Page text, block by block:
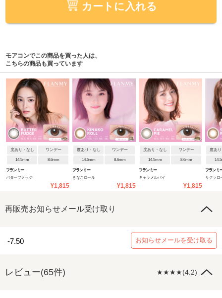
カートに入れる
モアコンでこの商品を買った人は、
こちらの商品も買っています
度あり・なし ワンデー
14.5mm 8.6mm
フランミー
バターファッジ
¥1,815
度あり・なし ワンデー
14.5mm 8.6mm
フランミー
きなこロール
¥1,815
度あり・なし ワンデー
14.5mm 8.6mm
フランミー
キャラメルパイ
¥1,815
度あ
フランミ
サクラロ
再販売お知らせメール受け取り
-7.50 お知らせメールを受け取る
レビュー(65件) ★★★★(4.2)